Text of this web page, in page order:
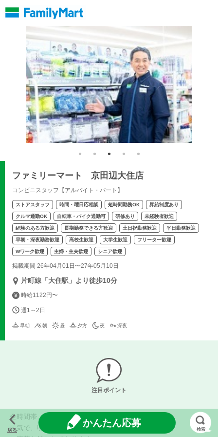
ファミリーマート 京田辺大住店
コンビニスタッフ【アルバイト・パート】
ストアスタッフ 時間・曜日応相談 短時間勤務OK 昇給制度あり
クルマ通勤OK 自転車・バイク通勤可 研修あり 未経験者歓迎
経験のある方歓迎 長期勤務できる方歓迎 土日祝勤務歓迎 平日勤務歓迎
早朝・深夜勤務歓迎 高校生歓迎 大学生歓迎 フリーター歓迎
Wワーク歓迎 主婦・主夫歓迎 シニア歓迎
掲載期間 26年04月01日〜27年05月10日
片町線「大住駅」より徒歩10分
時給1122円〜
週1～2日
早朝 朝 昼 夕方 夜 深夜
注目ポイント
全時間帯、真面目で、
元気で、明るい方
戻る
かんたん応募
検索